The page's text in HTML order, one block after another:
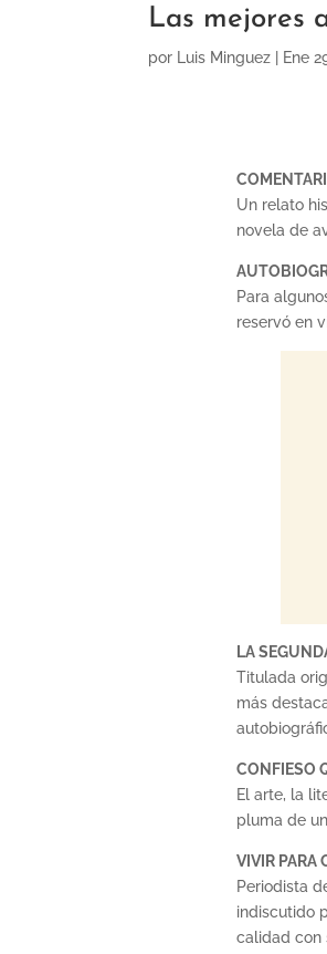
Las mejores
por Luis Minguez Ene
Un relato
novela de
Para
reservó en
LA
Titulada
más
CONFIESO
El arte, la
pluma de
VIVIR PARA
Periodista
indiscutido
calidad con